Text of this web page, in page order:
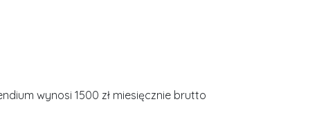
wynosi 1500 zł miesięcznie brutto